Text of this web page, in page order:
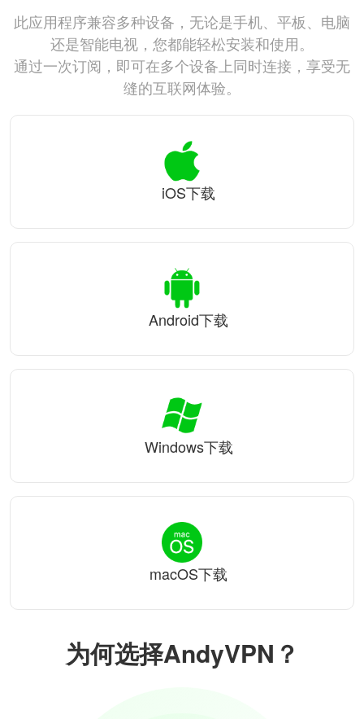
为何选择AndyVPN？
此应用程序兼容多种设备，无论是手机、平板、电脑
还是智能电视，您都能轻松安装和使用。
通过一次订阅，即可在多个设备上同时连接，享受无
缝的互联网体验。
iOS下载
Android下载
Windows下载
macOS下载